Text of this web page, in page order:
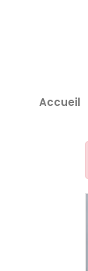
Accueil